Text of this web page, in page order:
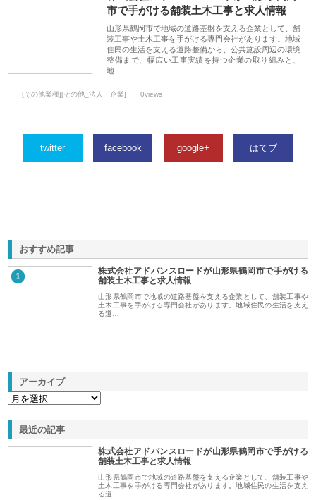
市で手がける舗装土木工事と求人情報
山形県鶴岡市で地域の道路基盤を支える企業として、舗
装工事や土木工事を手がける専門会社があります。地域
住民の生活を支える道路整備から、公共施設周辺の環境
整備まで、幅広い工事実績を持つ企業の取り組みと、
地…
[その他業種][その他_法人・企業] 0views
twitter facebook google+ はてブ
おすすめ記事
1
株式会社アドバンスロードが山形県鶴岡市で手がける
舗装土木工事と求人情報
山形県鶴岡市で地域の道路基盤を支える企業として、舗装工事や
土木工事を手がける専門会社があります。地域住民の生活を支え
る道…
アーカイブ
最近の記事
株式会社アドバンスロードが山形県鶴岡市で手がける
舗装土木工事と求人情報
山形県鶴岡市で地域の道路基盤を支える企業として、舗装工事や
土木工事を手がける専門会社があります。地域住民の生活を支え
る道…